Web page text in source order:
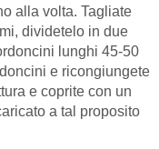
alla volta. Tagliate
dividetelo in due
lunghi 45-50
e ricongiungete
e coprite con un
a tal proposito